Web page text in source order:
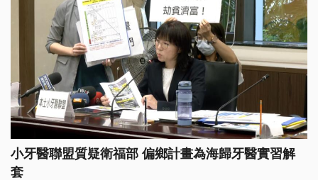
小牙醫聯盟質疑衛福部 偏鄉計畫為海歸牙醫實習解
套